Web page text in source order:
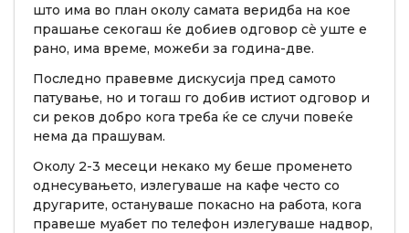
што има во план околу самата веридба на кое
прашање секогаш ќе добиев одговор сè уште е
рано, има време, можеби за година-две.
Последно правевме дискусија пред самото
патување, но и тогаш го добив истиот одговор и
си реков добро кога треба ќе се случи повеќе
нема да прашувам.
Околу 2-3 месеци некако му беше променето
однесувањето, излегуваше на кафе често со
другарите, остануваше покасно на работа, кога
правеше муабет по телефон излегуваше надвор,